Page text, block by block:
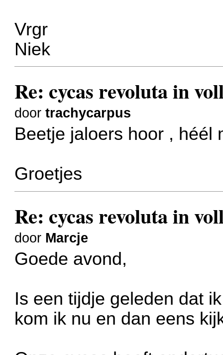
Vrgr
Niek
Re: cycas revoluta in
doortrachycarpus
Beetje jaloers hoor , héél
Groetjes
Re: cycas revoluta in
door Marcje
Goede avond,
Is een tijdje geleden dat
kom ik nu en dan eens